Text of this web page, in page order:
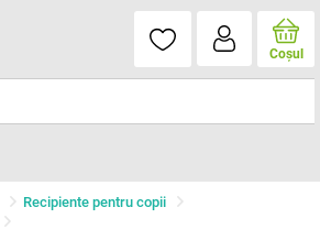
Coşul
Recipiente pentru copii